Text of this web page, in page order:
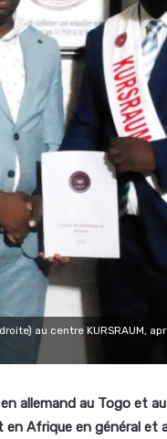
au centre KURSRAUM,
allemand au Togo et
Afrique en général et